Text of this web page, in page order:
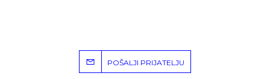
POŠALJI PRIJATELJU